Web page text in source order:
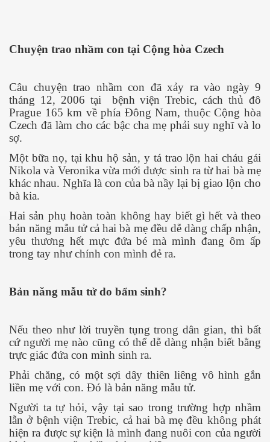
Chuyện trao nhầm con tại Cộng hòa Czech
Câu chuyện trao nhầm con đã xảy ra vào ngày 9
tháng 12, 2006 tại
bệnh viện Trebic, cách thủ đô
Prague 165 km về phía Đông Nam, thuộc Cộng hòa
Czech đã làm cho các bậc cha mẹ phải suy nghĩ và lo
sợ.
Một bữa nọ, tại khu hộ sản, y tá trao lộn hai cháu gái
Nikola và Veronika vừa mới được sinh ra từ hai bà mẹ
khác nhau. Nghĩa là con của bà nầy lại bị giao lộn cho
bà kia.
Hai sản phụ hoàn toàn không hay biết gì hết và theo
bản năng mẫu tử cả hai bà mẹ đều dễ dàng chấp nhận,
yêu thương hết mực đứa bé mà mình đang ôm ấp
trong tay như chính con mình đẻ ra.
Bản năng mẫu tử do bẩm sinh?
Nếu theo như lời truyền tụng trong dân gian, thì bất
cứ người mẹ nào cũng có thể dễ dàng nhận biết bằng
trực giác đứa con mình sinh ra.
Phải chăng, có một sợi dây thiên liêng vô hình gắn
liền mẹ với con. Đó là bản năng mẫu tử.
Người ta tự hỏi, vậy tại sao trong trường hợp nhầm
lẫn ở bệnh viện Trebic, cả hai bà mẹ đều không phát
hiện ra được sự kiện là mình đang nuôi con của người